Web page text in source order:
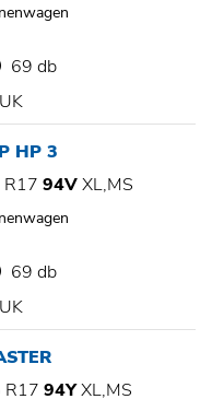
69 db
HP 3
94VXL,MS
69 db
R17 94YXL,MS